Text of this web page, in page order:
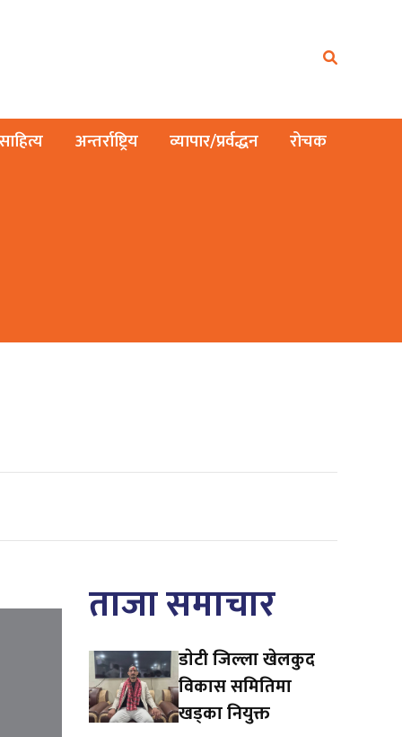
अन्तर्राष्ट्रिय व्यापार/प्रर्वद्धन रोचक
ताजा समाचार
डाेटी जिल्ला खेलकुद
विकास समितिमा
खड्का नियुक्त